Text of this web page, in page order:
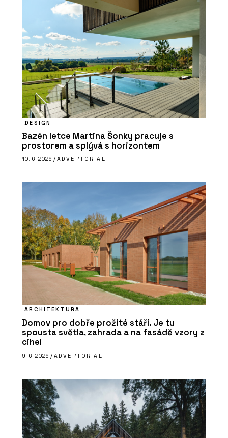
DESIGN
Bazén letce Martina Šonky pracuje s
prostorem a splývá s horizontem
10. 6. 2026 / ADVERTORIAL
ARCHITEKTURA
Domov pro dobře prožité stáří. Je tu
spousta světla, zahrada a na fasádě vzory z
cihel
9. 6. 2026 / ADVERTORIAL